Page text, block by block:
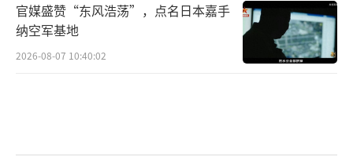
官媒盛赞“东风浩荡”，点名日本嘉手
纳空军基地
2026-08-07 10:40:02